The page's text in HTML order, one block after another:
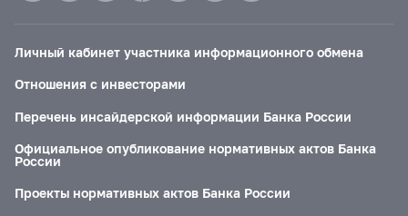
Личный кабинет участника информационного обмена
Отношения с инвесторами
Перечень инсайдерской информации Банка России
Официальное опубликование нормативных актов Банка
России
Проекты нормативных актов Банка России